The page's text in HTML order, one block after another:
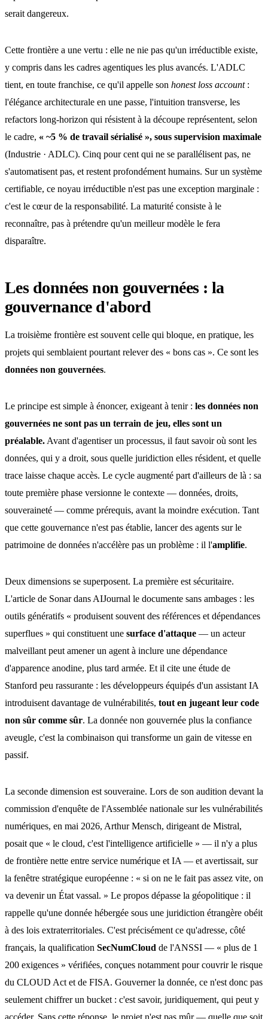
serait dangereux.
Cette frontière a une vertu : elle ne nie pas qu'un irréductible existe,
y compris dans les cadres agentiques les plus avancés. L'ADLC
tient, en toute franchise, ce qu'il appelle son honest loss account:
l'élégance architecturale en une passe, l'intuition transverse, les
refactors long-horizon qui résistent à la découpe représentent, selon
le cadre, « ~5 % de travail sérialisé », sous supervision maximale
(Industrie · ADLC). Cinq pour cent qui ne se parallélisent pas, ne
s'automatisent pas, et restent profondément humains. Sur un système
certifiable, ce noyau irréductible n'est pas une exception marginale :
c'est le cœur de la responsabilité. La maturité consiste à le
reconnaître, pas à prétendre qu'un meilleur modèle le fera
disparaître.
Les données non gouvernées : la
gouvernance d'abord
La troisième frontière est souvent celle qui bloque, en pratique, les
projets qui semblaient pourtant relever des « bons cas ». Ce sont les
données non gouvernées.
Le principe est simple à énoncer, exigeant à tenir : les données non
gouvernées ne sont pas un terrain de jeu, elles sont un
préalable. Avant d'agentiser un processus, il faut savoir où sont les
données, qui y a droit, sous quelle juridiction elles résident, et quelle
trace laisse chaque accès. Le cycle augmenté part d'ailleurs de là : sa
toute première phase versionne le contexte — données, droits,
souveraineté — comme prérequis, avant la moindre exécution. Tant
que cette gouvernance n'est pas établie, lancer des agents sur le
patrimoine de données n'accélère pas un problème : il l'amplifie.
Deux dimensions se superposent. La première est sécuritaire.
L'article de Sonar dans AIJournal le documente sans ambages : les
outils génératifs « produisent souvent des références et dépendances
superflues » qui constituent une surface d'attaque — un acteur
malveillant peut amener un agent à inclure une dépendance
d'apparence anodine, plus tard armée. Et il cite une étude de
Stanford peu rassurante : les développeurs équipés d'un assistant IA
introduisent davantage de vulnérabilités, tout en jugeant leur code
non sûr comme sûr. La donnée non gouvernée plus la confiance
aveugle, c'est la combinaison qui transforme un gain de vitesse en
passif.
La seconde dimension est souveraine. Lors de son audition devant la
commission d'enquête de l'Assemblée nationale sur les vulnérabilités
numériques, en mai 2026, Arthur Mensch, dirigeant de Mistral,
posait que « le cloud, c'est l'intelligence artificielle » — il n'y a plus
de frontière nette entre service numérique et IA — et avertissait, sur
la fenêtre stratégique européenne : « si on ne le fait pas assez vite, on
va devenir un État vassal. » Le propos dépasse la géopolitique : il
rappelle qu'une donnée hébergée sous une juridiction étrangère obéit
à des lois extraterritoriales. C'est précisément ce qu'adresse, côté
français, la qualification SecNumCloud de l'ANSSI — « plus de 1
200 exigences » vérifiées, conçues notamment pour couvrir le risque
du CLOUD Act et de FISA. Gouverner la donnée, ce n'est donc pas
seulement chiffrer un bucket : c'est savoir, juridiquement, qui peut y
accéder. Sans cette réponse, le projet n'est pas mûr — quelle que soit